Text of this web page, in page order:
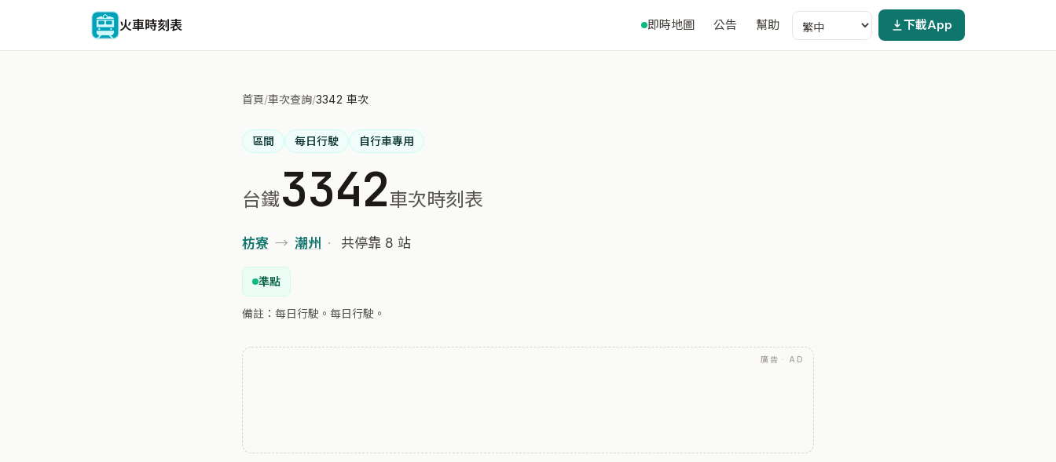
火車時刻表 即時地圖 公告 幫助 下載App
首頁/車次查詢/3342 車次
區間 每日行駛 自行車專用
台鐵3342車次時刻表
枋寮 → 潮州 · 共停靠 8 站
準點
備註：每日行駛。每日行駛。
廣告 · AD